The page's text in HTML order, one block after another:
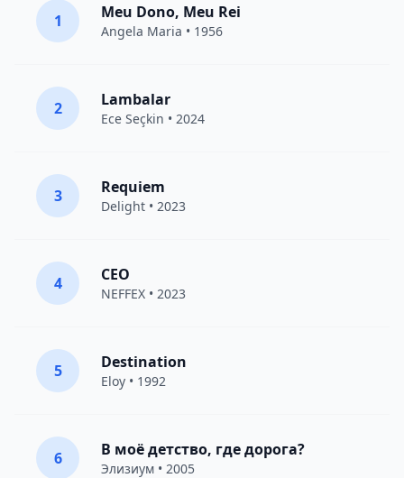
1 Meu Dono, Meu Rei
Angela Maria • 1956
2 Lambalar
Ece Seçkin • 2024
3 Requiem
Delight • 2023
4 CEO
NEFFEX • 2023
5 Destination
Eloy • 1992
6 В моё детство, где дорога?
Элизиум • 2005